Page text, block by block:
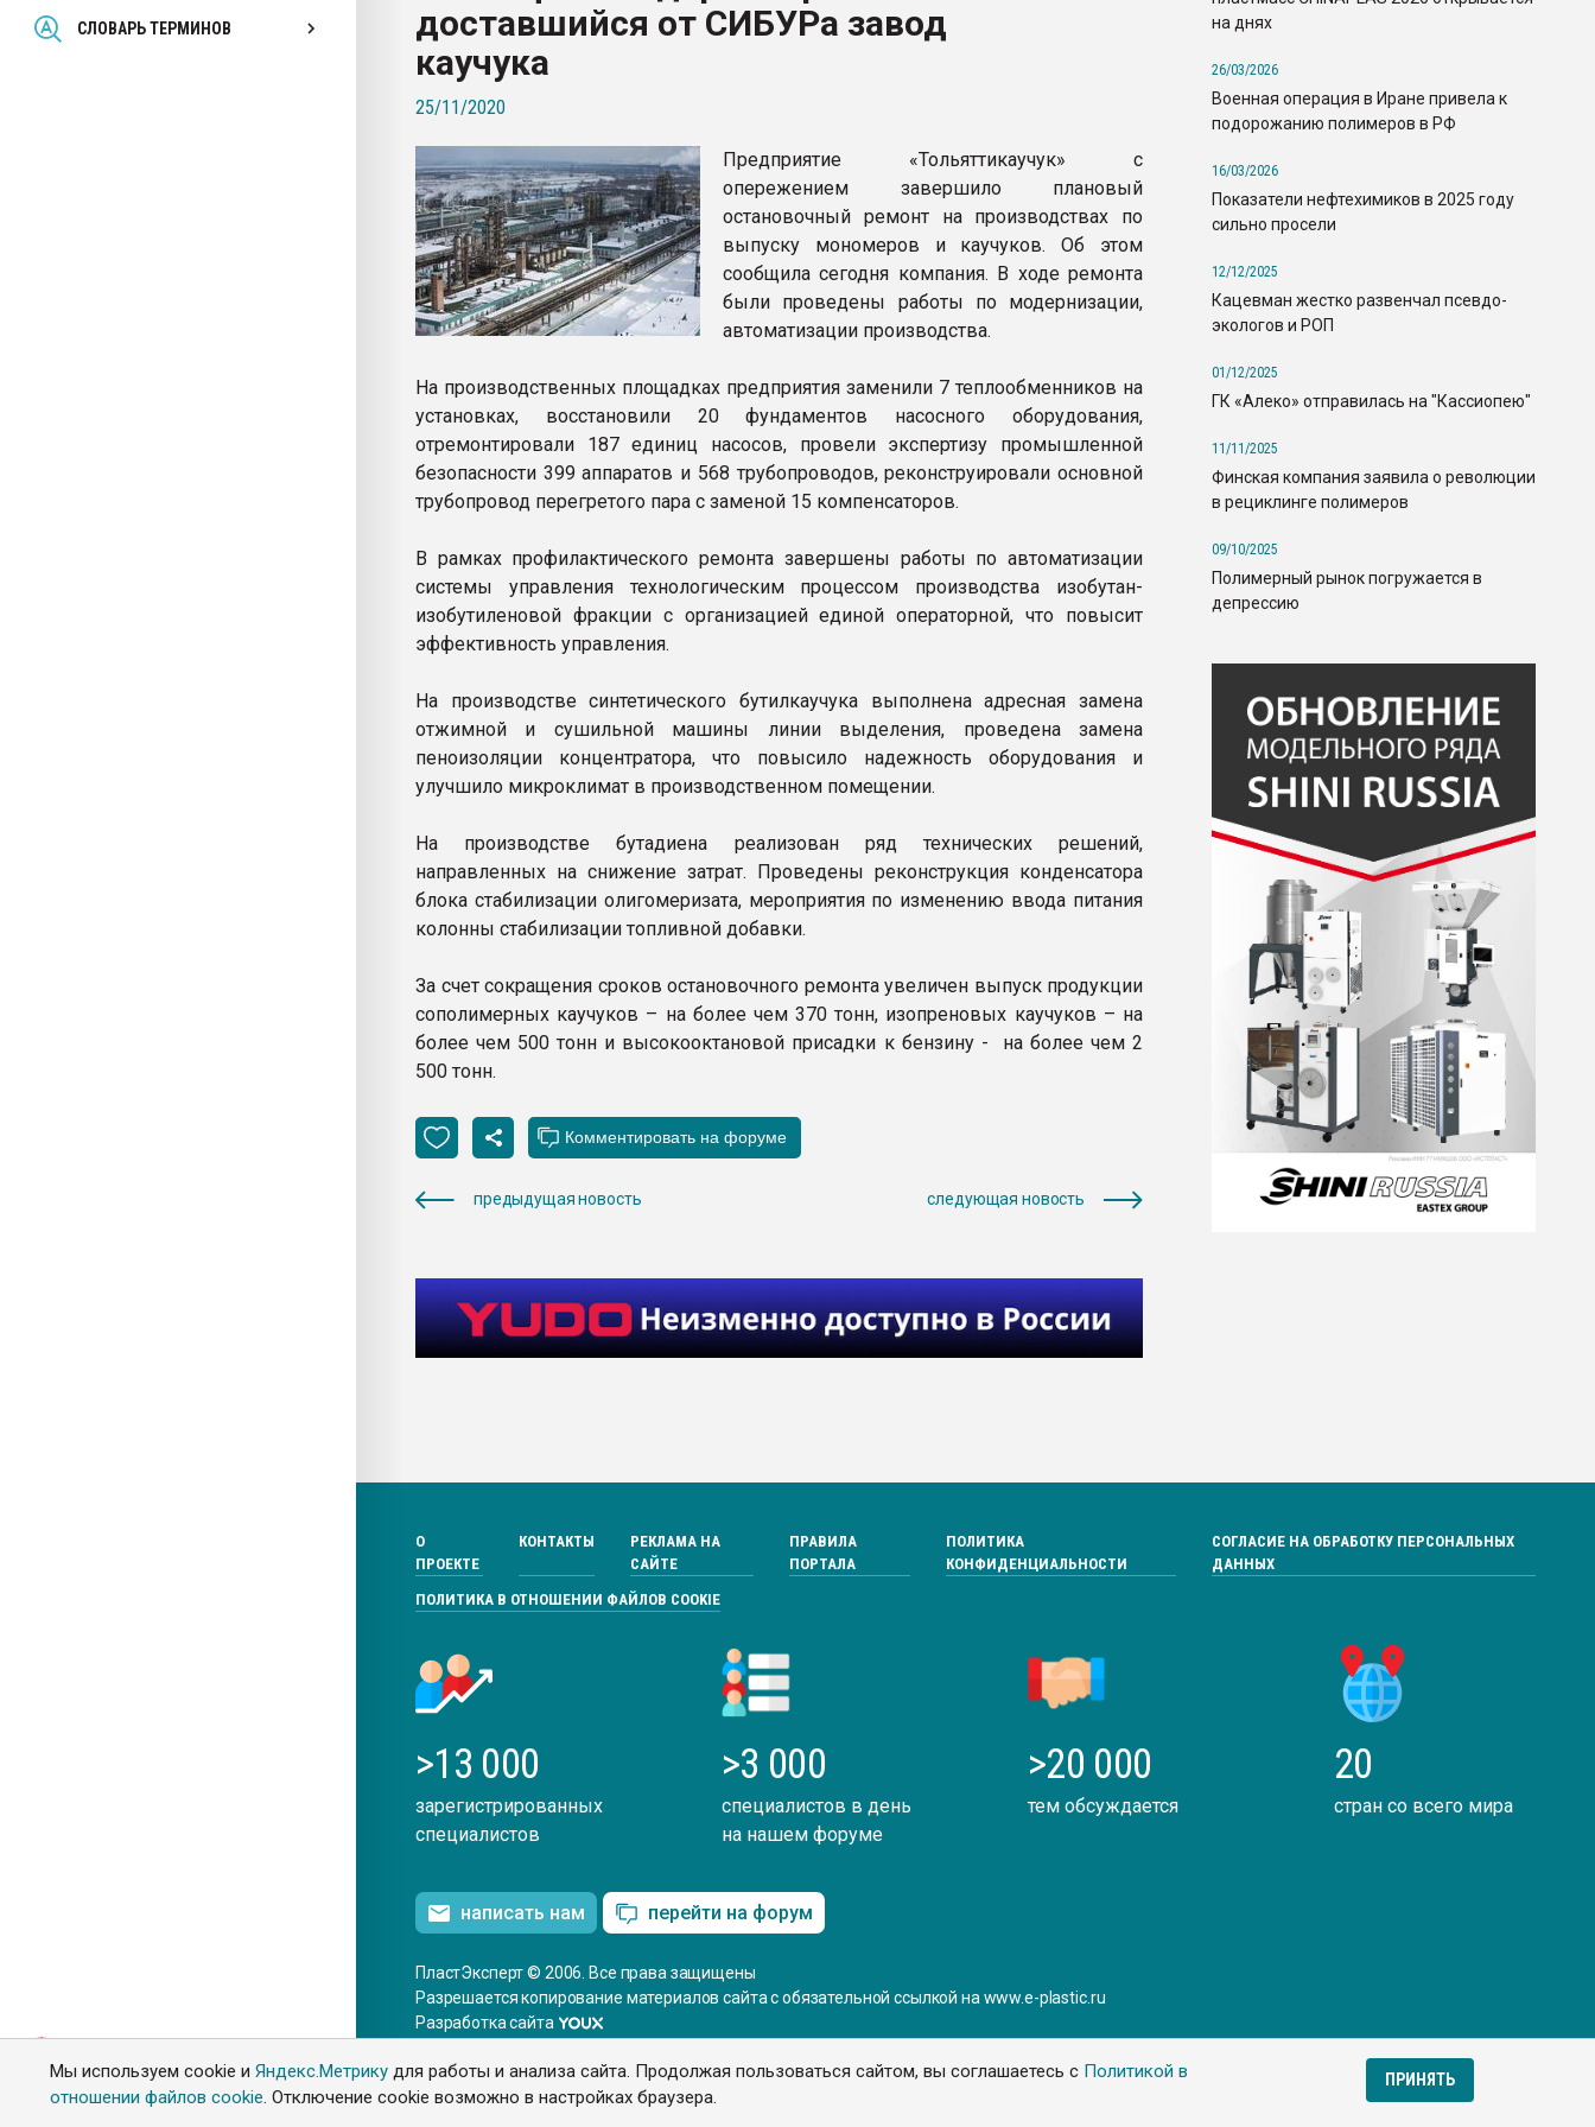
Мы используем cookie иЯндекс.Метрику для работы и анализа сайта. Продолжая пользоваться сайтом, вы соглашаетесь с Политикой в
отношении файлов cookie. Отключение cookie возможно в настройках браузера.
ПРИНЯТЬ
СЛОВАРЬ ТЕРМИНОВ
Всё, что касается выдува ПЭТ
бутылок
ПЕРЕЙТИ НА ФОРУМ
доставшийся от СИБУРа завод
каучука
25/11/2020
Предприятие «Тольяттикаучук» с
опережением завершило плановый
остановочный ремонт на производствах по
выпуску мономеров и каучуков. Об этом
сообщила сегодня компания. В ходе ремонта
были проведены работы по модернизации,
автоматизации производства.
На производственных площадках предприятия заменили 7 теплообменников на
установках, восстановили 20 фундаментов насосного оборудования,
отремонтировали 187 единиц насосов, провели экспертизу промышленной
безопасности 399 аппаратов и 568 трубопроводов, реконструировали основной
трубопровод перегретого пара с заменой 15 компенсаторов.
В рамках профилактического ремонта завершены работы по автоматизации
системы управления технологическим процессом производства изобутан-
изобутиленовой фракции с организацией единой операторной, что повысит
эффективность управления.
На производстве синтетического бутилкаучука выполнена адресная замена
отжимной и сушильной машины линии выделения, проведена замена
пеноизоляции концентратора, что повысило надежность оборудования и
улучшило микроклимат в производственном помещении.
На производстве бутадиена реализован ряд технических решений,
направленных на снижение затрат. Проведены реконструкция конденсатора
блока стабилизации олигомеризата, мероприятия по изменению ввода питания
колонны стабилизации топливной добавки.
За счет сокращения сроков остановочного ремонта увеличен выпуск продукции
сополимерных каучуков – на более чем 370 тонн, изопреновых каучуков – на
более чем 500 тонн и высокооктановой присадки к бензину - на более чем 2
500 тонн.
предыдущая новость следующая новость
на днях
26/03/2026
Военная операция в Иране привела к
подорожанию полимеров в РФ
16/03/2026
Показатели нефтехимиков в 2025 году
сильно просели
12/12/2025
Кацевман жестко развенчал псевдо-
экологов и РОП
01/12/2025
ГК «Алеко» отправилась на "Кассиопею"
11/11/2025
Финская компания заявила о революции
в рециклинге полимеров
09/10/2025
Полимерный рынок погружается в
депрессию
О
ПРОЕКТЕ
КОНТАКТЫ
РЕКЛАМА НА
САЙТЕ
ПРАВИЛА
ПОРТАЛА
ПОЛИТИКА
КОНФИДЕНЦИАЛЬНОСТИ
СОГЛАСИЕ НА ОБРАБОТКУ ПЕРСОНАЛЬНЫХ
ДАННЫХ
ПОЛИТИКА В ОТНОШЕНИИ ФАЙЛОВ COOKIE
>13 000
зарегистрированных
специалистов
>3 000
специалистов в день
на нашем форуме
>20 000
тем обсуждается
20
стран со всего мира
написать нам перейти на форум
ПластЭксперт © 2006. Все права защищены
Разрешается копирование материалов сайта с обязательной ссылкой на www.e-plastic.ru
Разработка сайта